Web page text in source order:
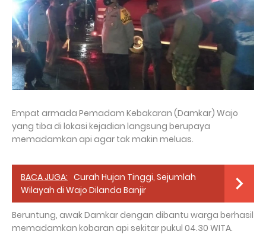
Empat armada Pemadam Kebakaran (Damkar) Wajo
yang tiba di lokasi kejadian langsung berupaya
memadamkan api agar tak makin meluas.
BACA JUGA: Curah Hujan Tinggi, Sejumlah
Wilayah di Wajo Dilanda Banjir
Beruntung, awak Damkar dengan dibantu warga berhasil
memadamkan kobaran api sekitar pukul 04.30 WITA.